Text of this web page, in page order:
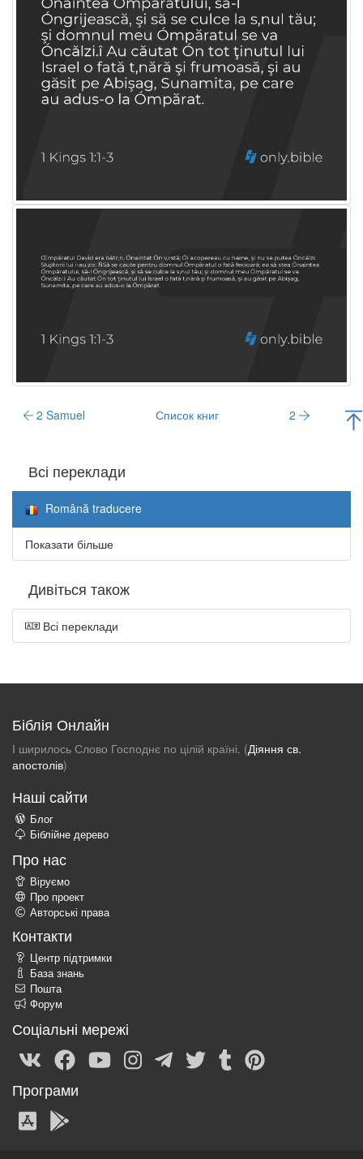
2 Samuel Список книг 2
Всі переклади
Română traducere
Показати більше
Дивіться також
Всі переклади
Біблія Онлайн
І ширилось Слово Господнє по цілій країні. (Діяння св.
апостолів)
Наші сайти
Блог
Біблійне дерево
Про нас
Віруємо
Про проект
Авторські права
Контакти
Центр підтримки
База знань
Пошта
Форум
Соціальні мережі
Програми